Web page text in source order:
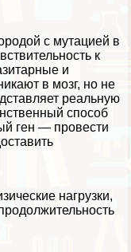
с мутацией в
к
и
в мозг, но не
реальную
способ
ген — провести
нагрузки,